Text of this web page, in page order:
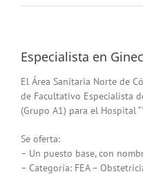
Especialista en
El Área Sanitaria Norte de
de Facultativo Especialista
(Grupo A1) para el Hospital
Se oferta:
– Un puesto base, con
– Categoría: FEA –